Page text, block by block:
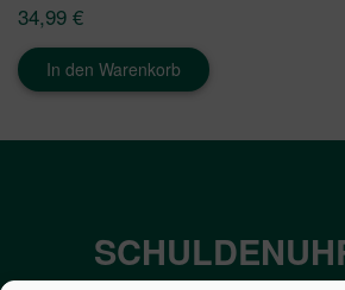
34,99 €
In den Warenkorb